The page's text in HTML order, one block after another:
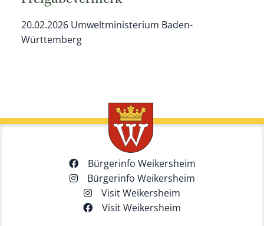
20.02.2026 Umweltministerium Baden-
Württemberg
Bürgerinfo Weikersheim
Bürgerinfo Weikersheim
Visit Weikersheim
Visit Weikersheim